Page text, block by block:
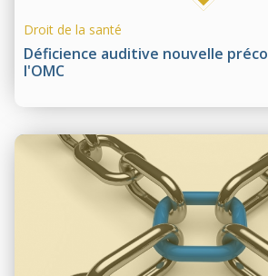
Déficience auditive nouvelle
l'OMC
Droit de la santé